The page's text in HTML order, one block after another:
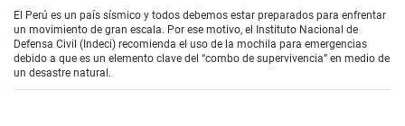
e
c
o
n
d
El Perú es un país sísmico y todos debemos estar preparados para enfrentar
un movimiento de gran escala. Por ese motivo, el Instituto Nacional de
Defensa Civil (Indeci) recomienda el uso de la mochila para emergencias
debido a que es un elemento clave del “combo de supervivencia” en medio de
un desastre natural.